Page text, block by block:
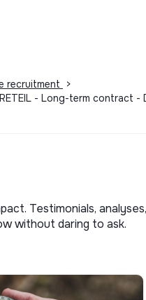
recruitment
>
- Long-term contract -
Testimonials, analyses,
without daring to ask.